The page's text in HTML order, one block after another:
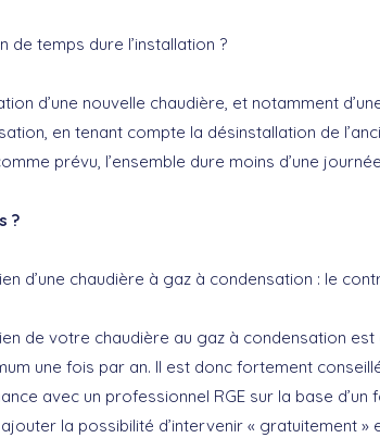
de temps dure l’installation ?
d’une nouvelle chaudière, et notamment
en tenant compte la désinstallation de
prévu, l’ensemble dure moins d’une
?
d’une chaudière à gaz à condensation : le
de votre chaudière au gaz à condensation
une fois par an. Il est donc fortement
avec un professionnel RGE sur la base d’un
la possibilité d’intervenir « gratuitement »